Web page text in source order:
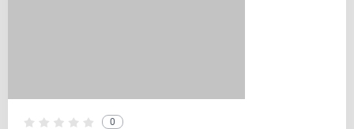
0